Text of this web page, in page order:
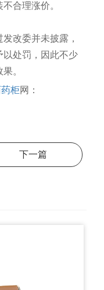
合理涨价。
改委并未披露，
以处罚，因此不少
。
柜网：
下一篇